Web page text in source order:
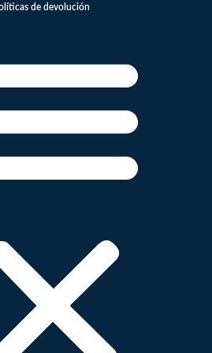
de devolución